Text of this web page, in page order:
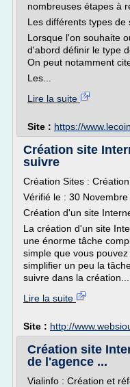
nombreuses étapes à
Les différents types de
Lorsque l'on souhaite
d'abord définir le type
On peut notamment
Les...
Lire la suite
Site : https://
Création site
suivre
Création Sites :
Vérifié le : 30
Création d'un site
La création d'un site
une énorme tâche
simple que vous
simplifier un peu la
suivre dans la création...
Lire la suite
Site : http://
Création site
de l'agence ...
Vialinfo : Création et